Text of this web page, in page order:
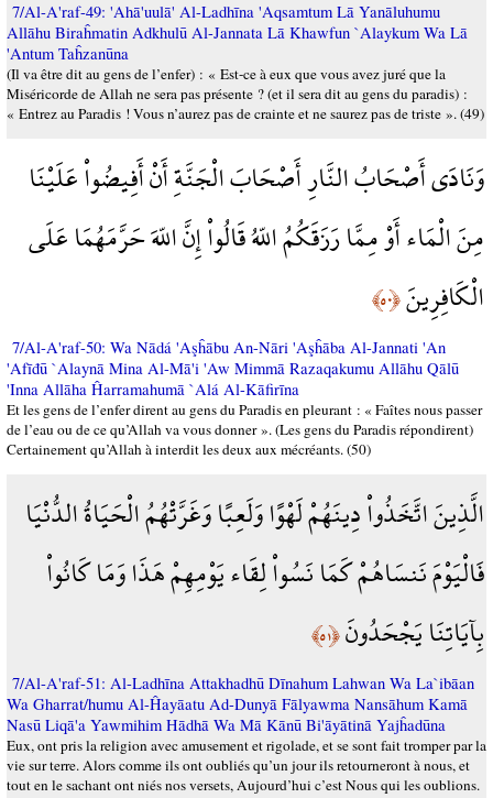
7/Al-A'raf-49: 'Ahā'uulā' Al-Ladhīna 'Aqsamtum Lā Yanāluhumu
Allāhu Biraĥmatin Adkhulū Al-Jannata Lā Khawfun `Alaykum Wa Lā
'Antum Taĥzanūna
(Il va être dit au gens de l’enfer) : « Est-ce à eux que vous avez juré que la
Miséricorde de Allah ne sera pas présente ? (et il sera dit au gens du paradis) :
« Entrez au Paradis ! Vous n’aurez pas de crainte et ne saurez pas de triste ». (49)
وَنَادَى أَصْحَابُ النَّارِ أَصْحَابَ الْجَنَّةِ أَنْ أَفِيضُواْ عَلَيْنَا
مِنَ الْمَاء أَوْ مِمَّا رَزَقَكُمُ اللّهُ قَالُواْ إِنَّ اللّهَ حَرَّمَهُمَا عَلَى
الْكَافِرِينَ﴿٥٠﴾
7/Al-A'raf-50: Wa Nādá 'Aşĥābu An-Nāri 'Aşĥāba Al-Jannati 'An
'Afīđū `Alaynā Mina Al-Mā'i 'Aw Mimmā Razaqakumu Allāhu Qālū
'Inna Allāha Ĥarramahumā `Alá Al-Kāfirīna
Et les gens de l’enfer dirent au gens du Paradis en pleurant : « Faîtes nous passer
de l’eau ou de ce qu’Allah va vous donner ». (Les gens du Paradis répondirent)
Certainement qu’Allah à interdit les deux aux mécréants. (50)
الَّذِينَ اتَّخَذُواْ دِينَهُمْ لَهْوًا وَلَعِبًا وَغَرَّتْهُمُ الْحَيَاةُ الدُّنْيَا
فَالْيَوْمَ نَنسَاهُمْ كَمَا نَسُواْ لِقَاء يَوْمِهِمْ هَذَا وَمَا كَانُواْ
بِآيَاتِنَا يَجْحَدُونَ﴿٥١﴾
7/Al-A'raf-51: Al-Ladhīna Attakhadhū Dīnahum Lahwan Wa La`ibāan
Wa Gharrat/humu Al-Ĥayāatu Ad-Dunyā Fālyawma Nansāhum Kamā
Nasū Liqā'a Yawmihim Hādhā Wa Mā Kānū Bi'āyātinā Yajĥadūna
Eux, ont pris la religion avec amusement et rigolade, et se sont fait tromper par la
vie sur terre. Alors comme ils ont oubliés qu’un jour ils retourneront à nous, et
tout en le sachant ont niés nos versets, Aujourd’hui c’est Nous qui les oublions.